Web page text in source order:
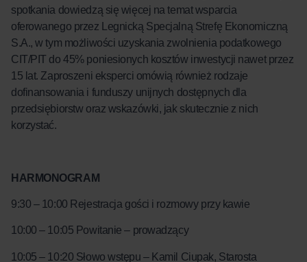
spotkania dowiedzą się więcej na temat wsparcia
oferowanego przez Legnicką Specjalną Strefę Ekonomiczną
S.A., w tym możliwości uzyskania zwolnienia podatkowego
CIT/PIT do 45% poniesionych kosztów inwestycji nawet przez
15 lat. Zaproszeni eksperci omówią również rodzaje
dofinansowania i funduszy unijnych dostępnych dla
przedsiębiorstw oraz wskazówki, jak skutecznie z nich
korzystać.
HARMONOGRAM
9:30 – 10:00 Rejestracja gości i rozmowy przy kawie
10:00 – 10:05 Powitanie – prowadzący
10:05 – 10:20 Słowo wstępu –Kamil Ciupak, Starosta